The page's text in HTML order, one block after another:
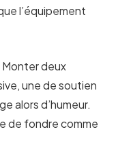
l’équipement
deux
une de soutien
alors d’humeur.
de fondre comme